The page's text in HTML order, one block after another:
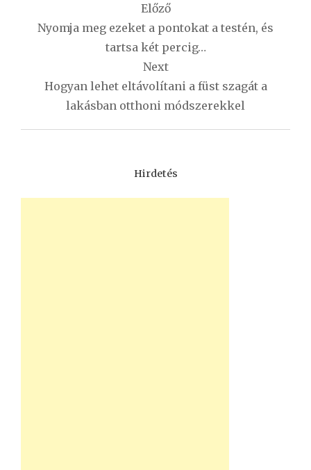
navigáció
Előző
Nyomja meg ezeket a pontokat a testén, és
tartsa két percig…
Next
Hogyan lehet eltávolítani a füst szagát a
lakásban otthoni módszerekkel
Hirdetés